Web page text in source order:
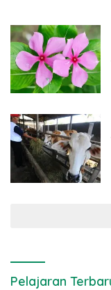
Pelajaran